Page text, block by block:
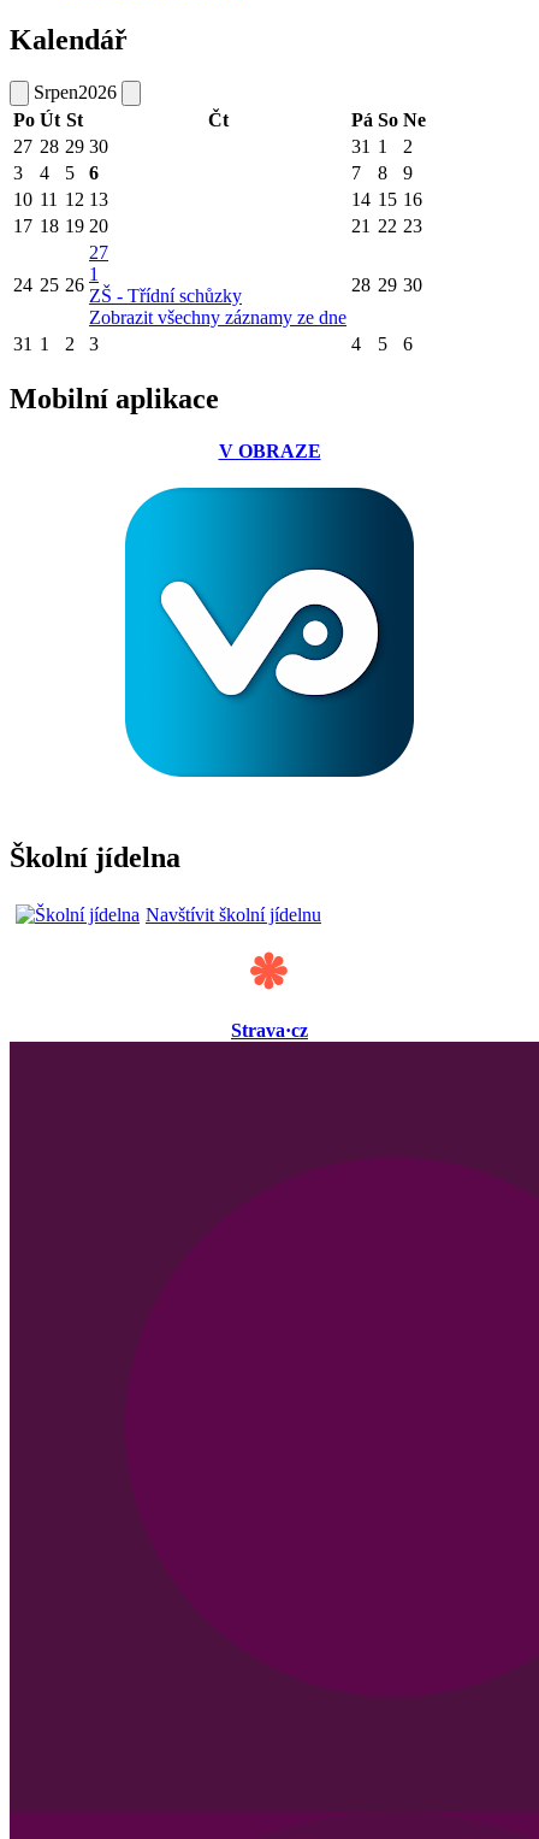
Kalendář
Srpen2026
Po Út St Čt Pá So Ne
27 28 29 30 31 1
2
3
4 5 6 7 8
9
10 11 12 13 14 15 16
17 18 19 20 21 22 23
24 25 26
27
1
ZŠ - Třídní schůzky
Zobrazit všechny záznamy ze dne
28 29 30
31 1 2 3 4 5 6
Mobilní aplikace
V OBRAZE
Školní jídelna
Navštívit školní jídelnu
Strava·cz